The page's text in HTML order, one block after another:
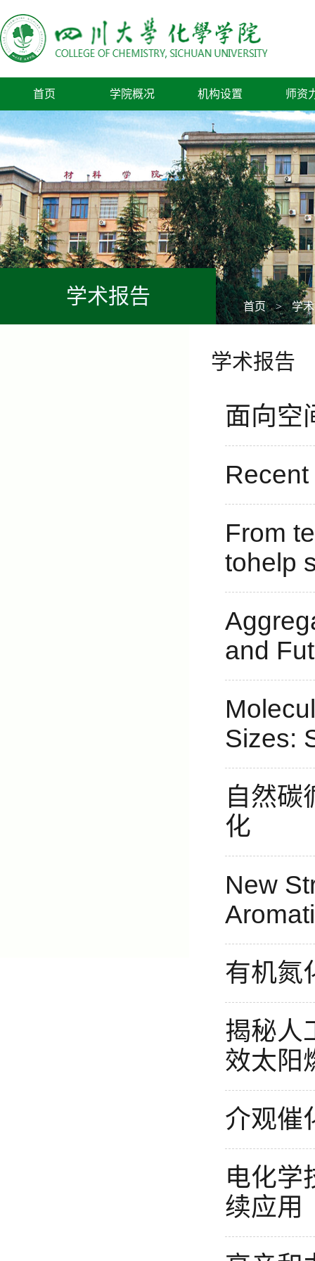
首页 学院概况 机构设置 师资
学术报告 首页 > 学
学术报告
面向空
From
tohelp
and
Sizes:
自然碳
化
New
有机氮
揭秘人
效太阳
介观催
电化学
续应用